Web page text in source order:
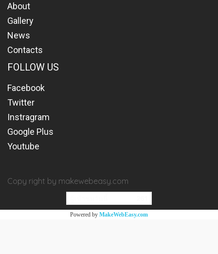
About
Gallery
News
Contacts
FOLLOW US
Facebook
Twitter
Instragram
Google Plus
Youtube
Copy right by makewebeasy.com
Powered by MakeWebEasy.com